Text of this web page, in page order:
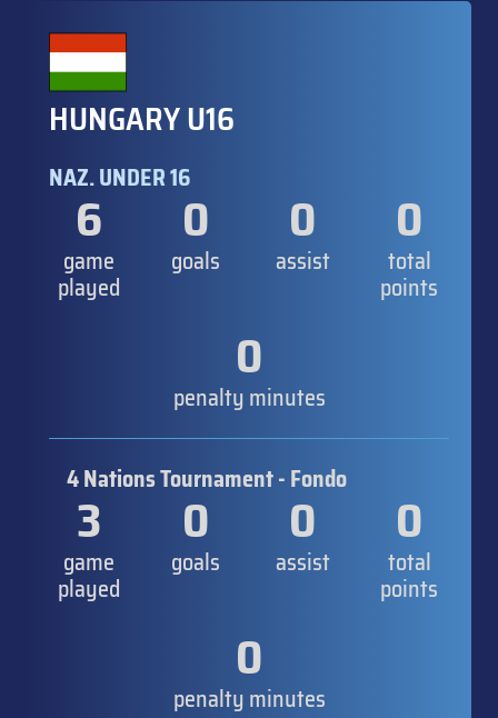
HUNGARY U16
NAZ. UNDER 16
6
game
played
0
goals
0
assist
0
total
points
0
penalty minutes
4 Nations Tournament - Fondo
3
game
played
0
goals
0
assist
0
total
points
0
penalty minutes